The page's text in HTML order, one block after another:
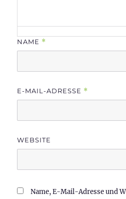
NAME *
E-MAIL-ADRESSE *
WEBSITE
Name, E-Mail-Adresse und